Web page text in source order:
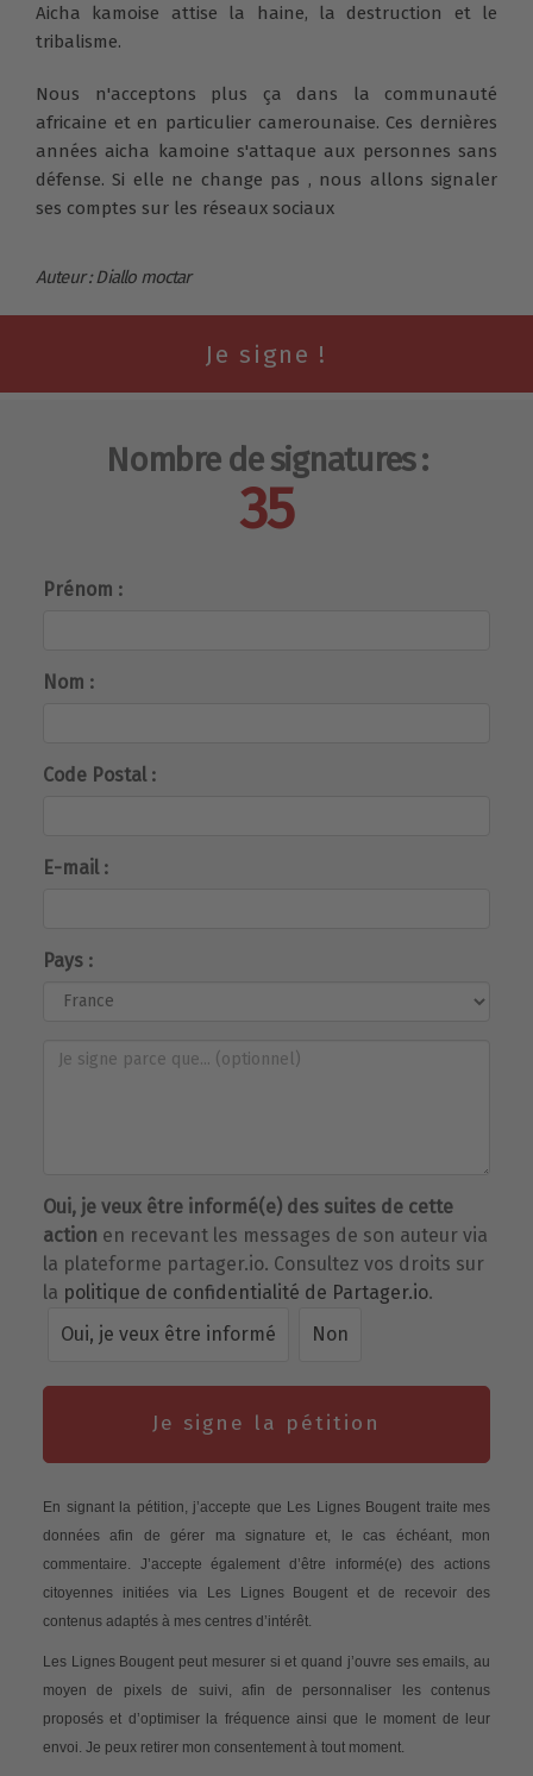
Aicha kamoise attise la haine, la destruction et le
tribalisme.
Nous n'acceptons plus ça dans la communauté
africaine et en particulier camerounaise. Ces dernières
années aicha kamoine s'attaque aux personnes sans
défense. Si elle ne change pas , nous allons signaler
ses comptes sur les réseaux sociaux
Auteur : Diallo moctar
Nombre de signatures :
35
Prénom :
Nom :
Code Postal :
E-mail :
Pays :
Oui, je veux être informé(e) des suites de cette
action en recevant les messages de son auteur via
la plateforme partager.io. Consultez vos droits sur
la politique de confidentialité de Partager.io.
Oui, je veux être informé
Non
Je signe la pétition
En signant la pétition, j’accepte que Les Lignes Bougent traite mes
données afin de gérer ma signature et, le cas échéant, mon
commentaire. J’accepte également d’être informé(e) des actions
citoyennes initiées via Les Lignes Bougent et de recevoir des
contenus adaptés à mes centres d’intérêt.
Les Lignes Bougent peut mesurer si et quand j’ouvre ses emails, au
moyen de pixels de suivi, afin de personnaliser les contenus
proposés et d’optimiser la fréquence ainsi que le moment de leur
envoi. Je peux retirer mon consentement à tout moment.